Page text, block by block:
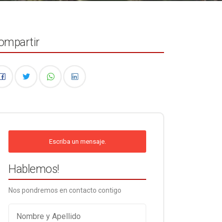
Escriba un mensaje.
Hablemos!
Nos pondremos en contacto contigo